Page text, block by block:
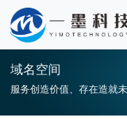
域名空间
服务创造价值、存在造就